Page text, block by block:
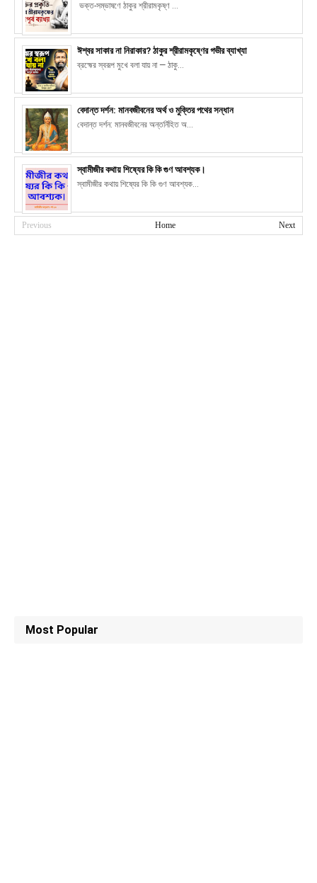
ভক্ত-সম্ভাষণে ঠাকুর শ্রীরামকৃষ্ণ ...
ঈশ্বর সাকার না নিরাকার? ঠাকুর শ্রীরামকৃষ্ণের গভীর ব্যাখ্যা
ব্রহ্মের স্বরূপ মুখে বলা যায় না — ঠাকু...
বেদান্ত দর্শন: মানবজীবনের অর্থ ও মুক্তির পথের সন্ধান
বেদান্ত দর্শন: মানবজীবনের অন্তর্নিহিত অ...
স্বামীজীর কথায় শিষ্যের কি কি গুণ আবশ্যক।
স্বামীজীর কথায় শিষ্যের কি কি গুণ আবশ্যক...
Previous Next
Home
Most Popular